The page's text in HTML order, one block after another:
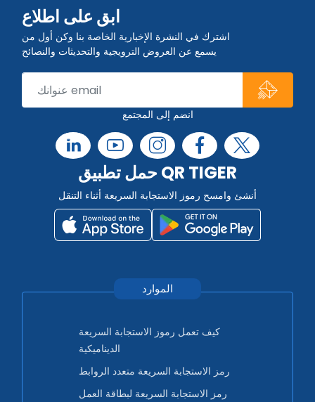
ابق على اطلاع
اشترك في النشرة الإخبارية الخاصة بنا وكن أول من
يسمع عن العروض الترويجية والتحديثات والنصائح
انضم إلى المجتمع
حمل تطبيق QR TIGER
أنشئ وامسح رموز الاستجابة السريعة أثناء التنقل
الموارد
كيف تعمل رموز الاستجابة السريعة
الديناميكية
رمز الاستجابة السريعة متعدد الروابط
رمز الاستجابة السريعة لبطاقة العمل